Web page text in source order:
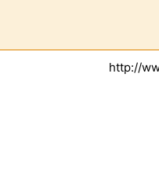
http://